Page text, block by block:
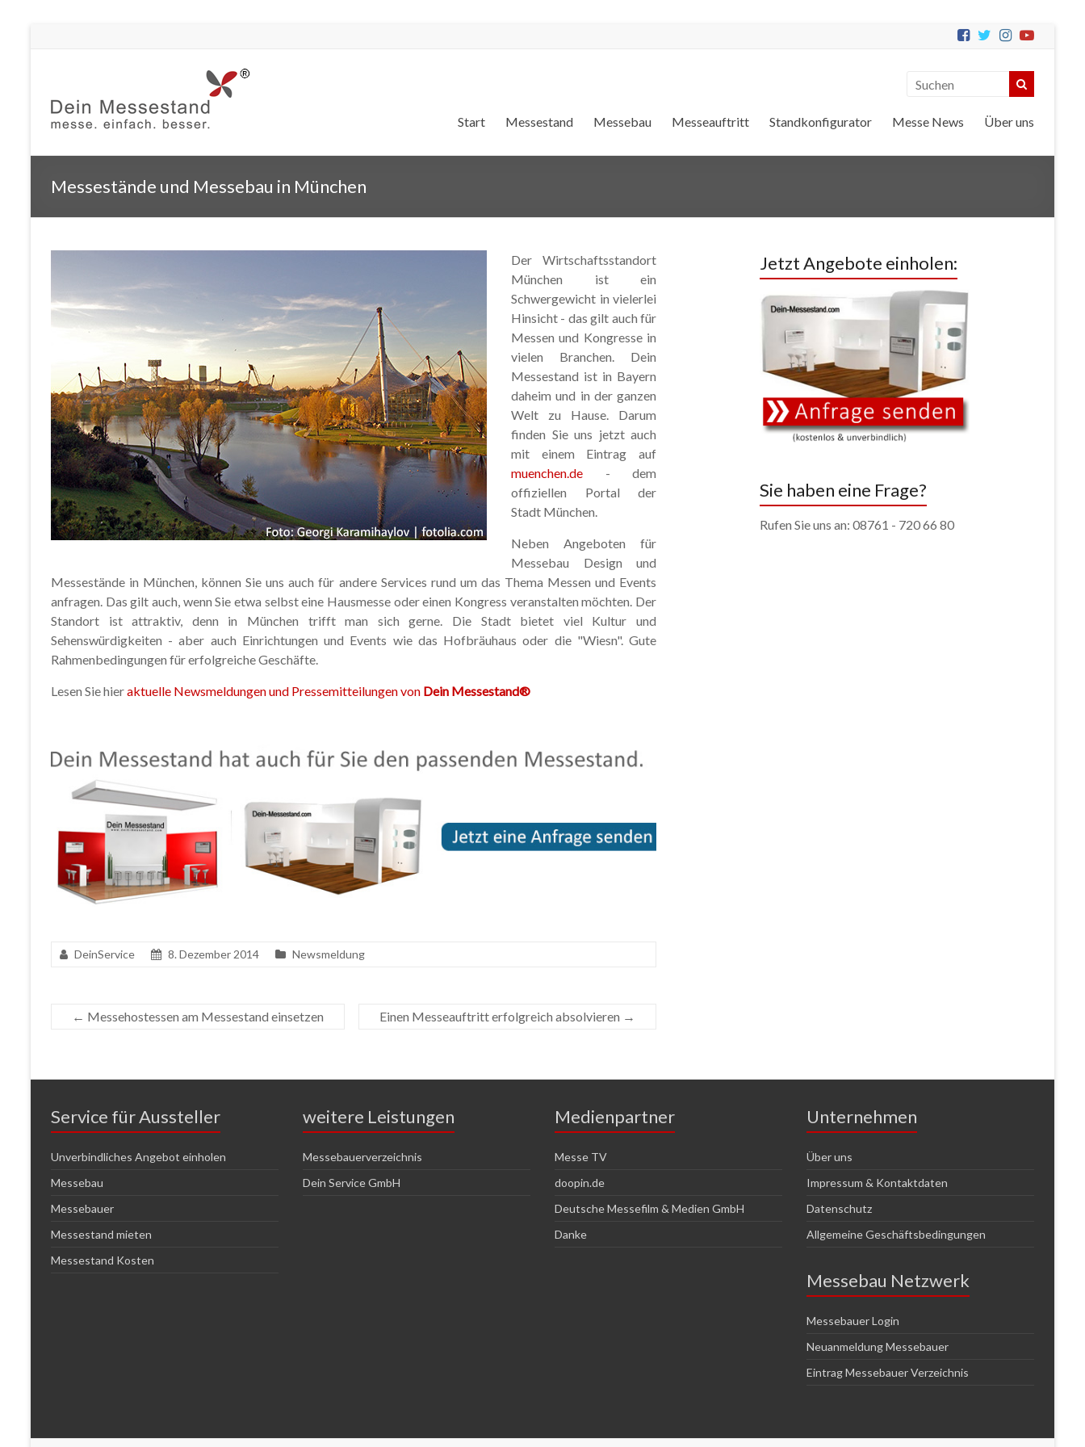
Start Messestand Messebau Messeauftritt Standkonfigurator Messe News Über uns
Messestände und Messebau in München
Der Wirtschaftsstandort
München ist ein
Schwergewicht in vielerlei
Hinsicht - das gilt auch für
Messen und Kongresse in
vielen Branchen. Dein
Messestand ist in Bayern
daheim und in der ganzen
Welt zu Hause. Darum
finden Sie uns jetzt auch
mit einem Eintrag auf
muenchen.de - dem
offiziellen Portal der
Stadt München.
Neben Angeboten für
Messebau Design und
Messestände in München, können Sie uns auch für andere Services rund um das Thema Messen und Events
anfragen. Das gilt auch, wenn Sie etwa selbst eine Hausmesse oder einen Kongress veranstalten möchten. Der
Standort ist attraktiv, denn in München trifft man sich gerne. Die Stadt bietet viel Kultur und
Sehenswürdigkeiten - aber auch Einrichtungen und Events wie das Hofbräuhaus oder die "Wiesn". Gute
Rahmenbedingungen für erfolgreiche Geschäfte.
Lesen Sie hieraktuelle Newsmeldungen und Pressemitteilungen von Dein Messestand®
DeinService 8. Dezember 2014 Newsmeldung
← Messehostessen am Messestand einsetzen Einen Messeauftritt erfolgreich absolvieren →
Jetzt Angebote einholen:
Sie haben eine Frage?
Rufen Sie uns an: 08761 - 720 66 80
Service für Aussteller
Unverbindliches Angebot einholen
Messebau
Messebauer
Messestand mieten
Messestand Kosten
weitere Leistungen
Messebauerverzeichnis
Dein Service GmbH
Medienpartner
Messe TV
doopin.de
Deutsche Messefilm & Medien GmbH
Danke
Unternehmen
Über uns
Impressum & Kontaktdaten
Datenschutz
Allgemeine Geschäftsbedingungen
Messebau Netzwerk
Messebauer Login
Neuanmeldung Messebauer
Eintrag Messebauer Verzeichnis